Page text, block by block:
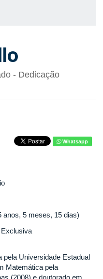
- Dedicação
Whatsapp
anos, 5 meses, 15 dias)
pela Universidade Estadual
Matemática pela